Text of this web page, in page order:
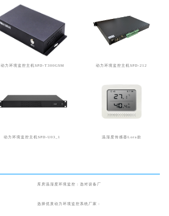
动力环境监控主机SPD-T300GSM 动力环境监控主机SPD-212
动力环境监控主机SPD-U03_1 温湿度传感器Lora款
库房温湿度环境监控：选对设备厂
选择优质动力环境监控系统厂家：